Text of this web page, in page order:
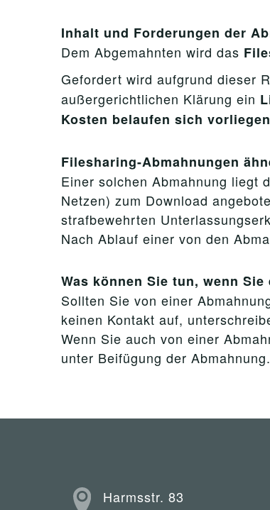
Inhalt und Forderungen der
Dem Abgemahnten wird das
Gefordert wird aufgrund dieser
außergerichtlichen Klärung ein
Kosten belaufen sich
Filesharing-Abmahnungen
Einer solchen Abmahnung liegt
Netzen) zum Download
strafbewehrten
Nach Ablauf einer von den
Was können Sie tun, wenn
Sollten Sie von einer
keinen Kontakt auf,
Wenn Sie auch von einer
unter Beifügung der Abmahnung.
Harmsstr. 83